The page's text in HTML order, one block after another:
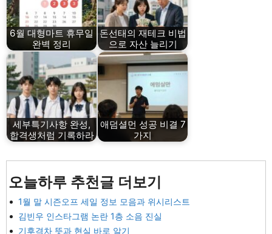
6월 대형마트 휴무일
완벽 정리
돈선태의 재테크 비법
으로 자산 늘리기
세부특기사항 완성,
합격생처럼 기록하라
애덤셜먼 성공 비결 7
가지
오늘하루 추천글 더보기
1월 말 시즌오프 세일 정보 모음과 위시리스트
김빈우 인스타그램 논란 1층 소음 진실
기후격차 뜻과 현실 바로 알기